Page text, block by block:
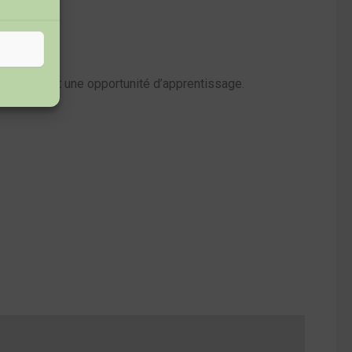
est une opportunité d’apprentissage.